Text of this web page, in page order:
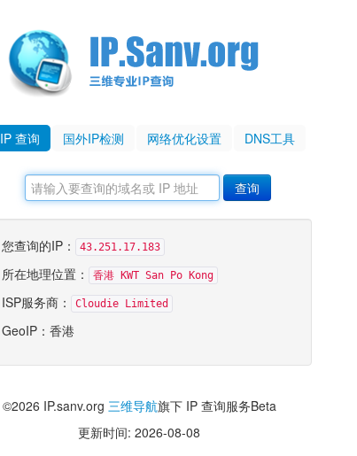
IP 查询 国外IP检测 网络优化设置 DNS工具
您查询的IP： 43.251.17.183
所在地理位置： 香港 KWT San Po Kong
ISP服务商： Cloudie Limited
GeoIP：香港
©2026 IP.sanv.org 三维导航旗下 IP 查询服务Beta
更新时间: 2026-08-08